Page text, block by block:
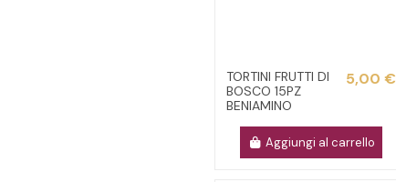
TORTINI FRUTTI DI
BOSCO 15PZ
BENIAMINO
5,00 €
Aggiungi al carrello